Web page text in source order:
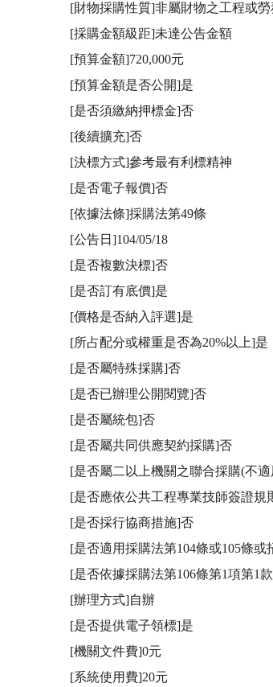
[財物採購性質]非屬財物之工程或勞
[採購金額級距]未達公告金額
[預算金額]720,000元
[預算金額是否公開]是
[是否須繳納押標金]否
[後續擴充]否
[決標方式]參考最有利標精神
[是否電子報價]否
[依據法條]採購法第49條
[公告日]104/05/18
[是否複數決標]否
[是否訂有底價]是
[價格是否納入評選]是
[所占配分或權重是否為20%以上]是
[是否屬特殊採購]否
[是否已辦理公開閱覽]否
[是否屬統包]否
[是否屬共同供應契約採購]否
[是否屬二以上機關之聯合採購(不
[是否應依公共工程專業技師簽證規
[是否採行協商措施]否
[是否適用採購法第104條或105條
[是否依據採購法第106條第1項第1
[辦理方式]自辦
[是否提供電子領標]是
[機關文件費]0元
[系統使用費]20元